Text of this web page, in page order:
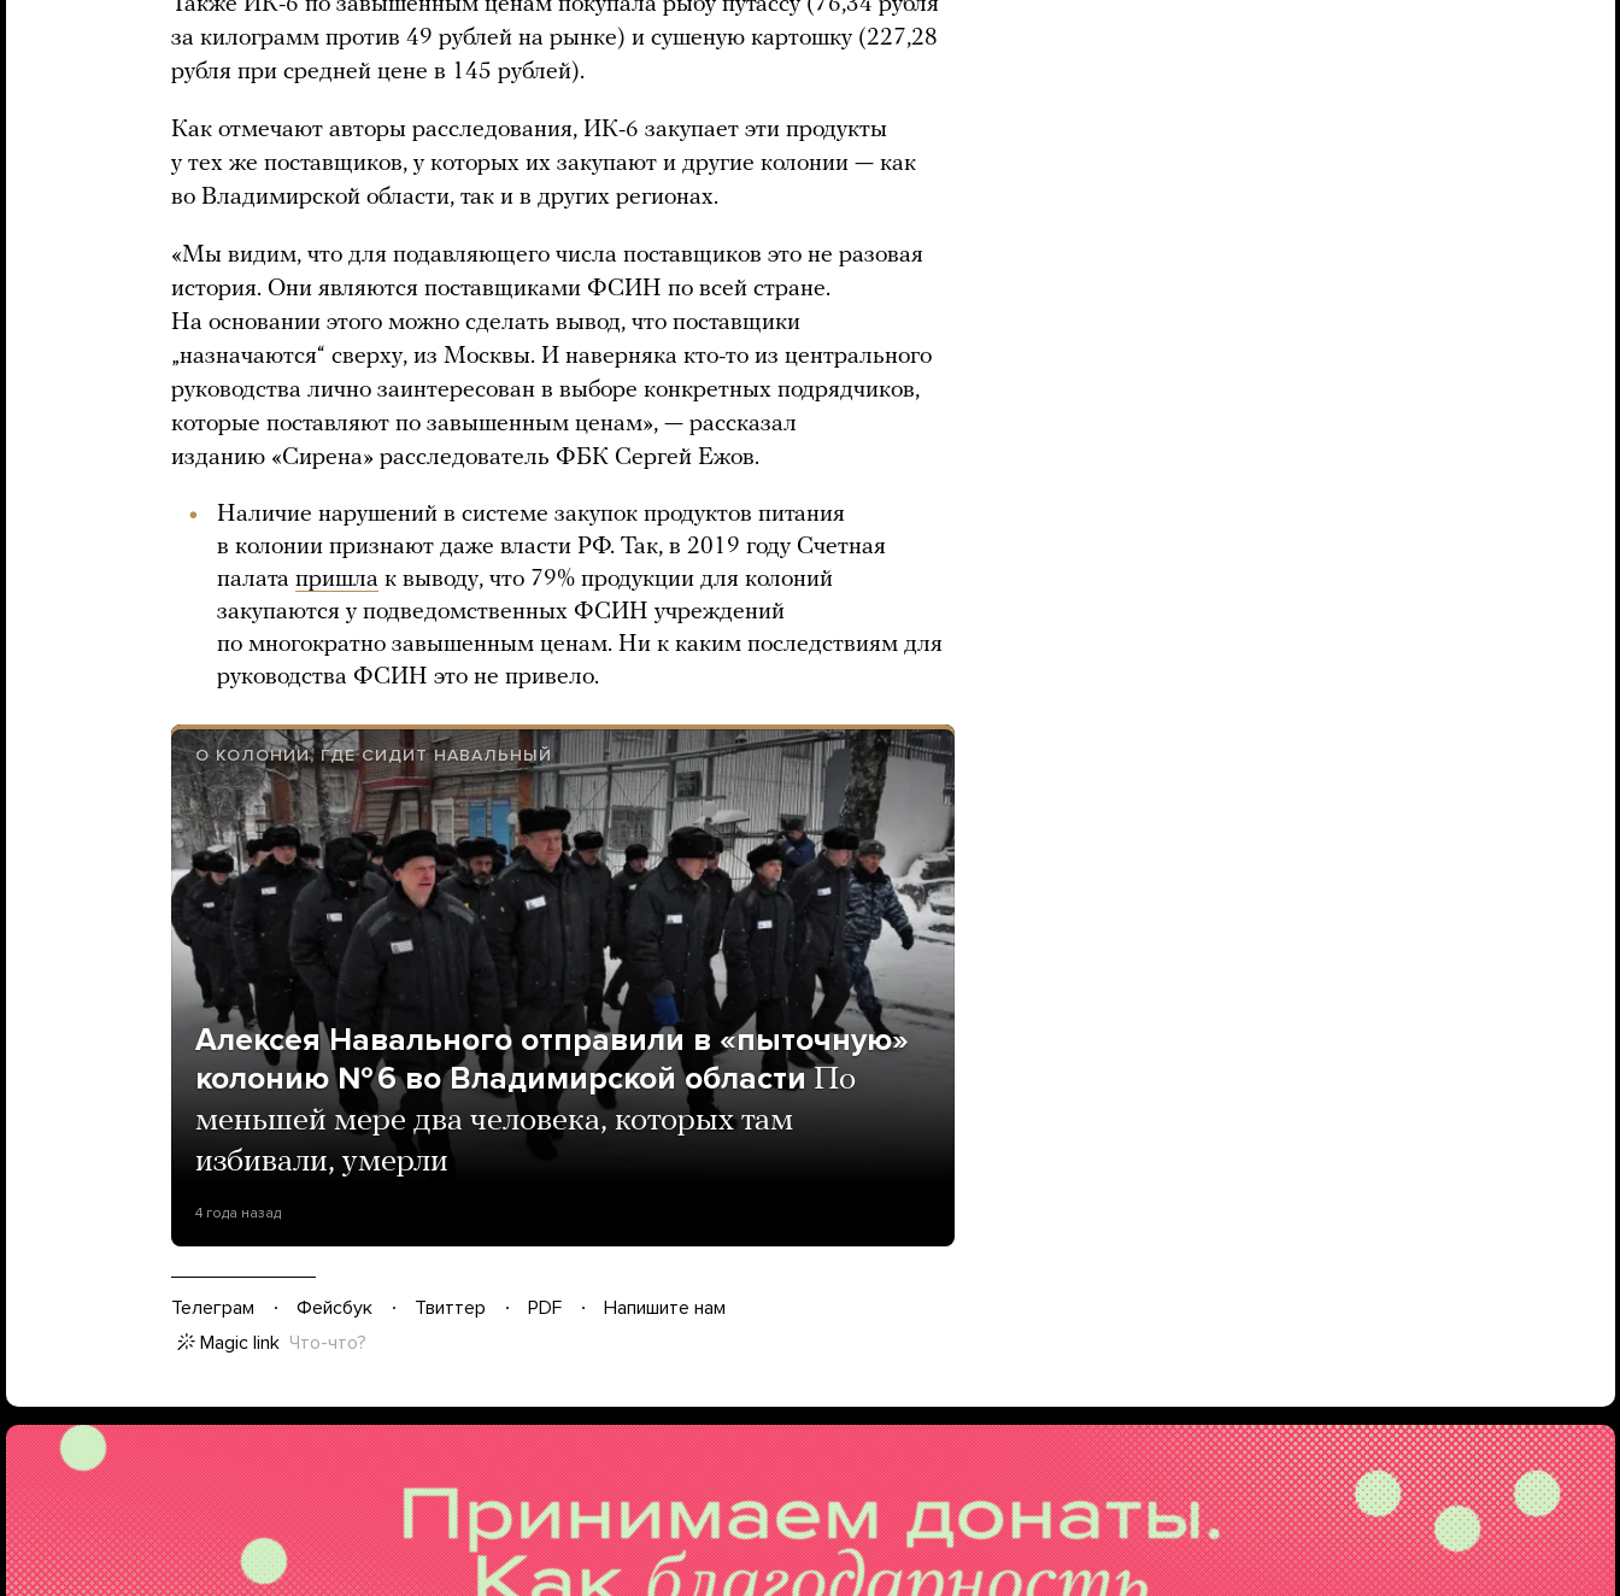
Также ИК-6 по завышенным ценам покупала рыбу путассу (76,34 рубля
за килограмм против 49 рублей на рынке) и сушеную картошку (227,28
рубля при средней цене в 145 рублей).
Как отмечают авторы расследования, ИК-6 закупает эти продукты
у тех же поставщиков, у которых их закупают и другие колонии — как
во Владимирской области, так и в других регионах.
«Мы видим, что для подавляющего числа поставщиков это не разовая
история. Они являются поставщиками ФСИН по всей стране.
На основании этого можно сделать вывод, что поставщики
„назначаются“ сверху, из Москвы. И наверняка кто-то из центрального
руководства лично заинтересован в выборе конкретных подрядчиков,
которые поставляют по завышенным ценам», — рассказал
изданию «Сирена» расследователь ФБК Сергей Ежов.
Наличие нарушений в системе закупок продуктов питания
в колонии признают даже власти РФ. Так, в 2019 году Счетная
палата пришла к выводу, что 79% продукции для колоний
закупаются у подведомственных ФСИН учреждений
по многократно завышенным ценам. Ни к каким последствиям для
руководства ФСИН это не привело.
О КОЛОНИИ, ГДЕ СИДИТ НАВАЛЬНЫЙ
Алексея Навального отправили в «пыточную»
колонию № 6 во Владимирской области По
меньшей мере два человека, которых там
избивали, умерли
4 года назад
Телеграм Фейсбук Твиттер PDF
Напишите нам
Magic link Что-что?